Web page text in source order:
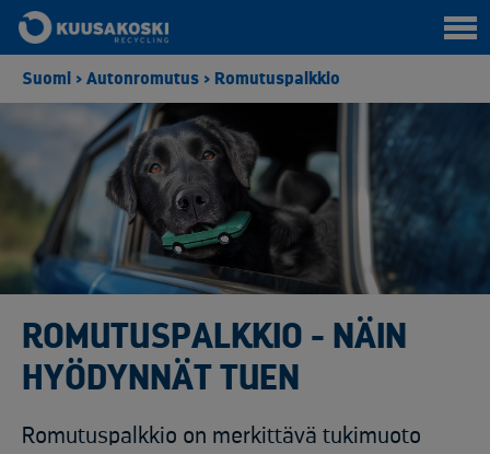
Suomi > Autonromutus > Romutuspalkkio
ROMUTUSPALKKIO - NÄIN
HYÖDYNNÄT TUEN
Romutuspalkkio on merkittävä tukimuoto